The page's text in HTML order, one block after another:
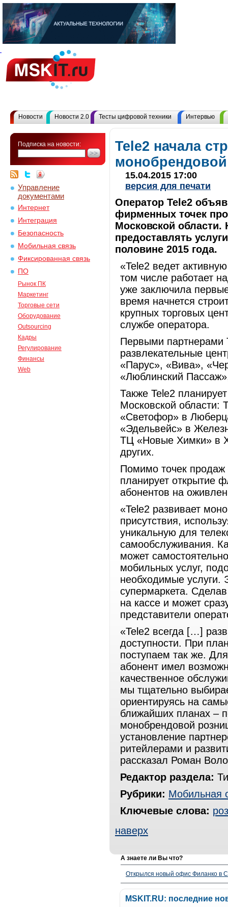
Новости Новости 2.0 Тесты цифровой техники Интервью
Подписка на новости:
Управление
документами
Интернет
Интеграция
Безопасность
Мобильная связь
Фиксированная связь
ПО
Рынок ПК
Маркетинг
Торговые сети
Оборудование
Outsourcing
Кадры
Регулирование
Финансы
Web
Tele2 начала
15.04.2015 17:00
версия для печати
Оператор Tele2
фирменных точек
Московской области.
предоставлять
половине 2015 года.
«Tele2 ведет
том числе работает
уже заключила
время начнется
крупных торговых
службе оператора.
Первыми партнерами
развлекательные
«Парус», «Вива»,
«Люблинский
Также Tele2
Московской
«Светофор» в
«Эдельвейс» в
ТЦ «Новые Химки» в
других.
Помимо точек продаж
планирует открытие
абонентов на
«Tele2 развивает
присутствия,
уникальную для
самообслуживания.
может
мобильных услуг,
необходимые услуги.
супермаркета.
на кассе и может
представители
«Tele2 всегда […]
доступности. При
поступаем так же.
абонент имел
качественное
мы тщательно
ориентируясь на
ближайших планах –
монобрендовой
установление
ритейлерами и
рассказал Роман
Редактор раздела:
Рубрики: Мобильная
Ключевые слова:
наверх
А знаете ли Вы что?
Открылся новый офис Филанко в
MSKIT.RU: последние